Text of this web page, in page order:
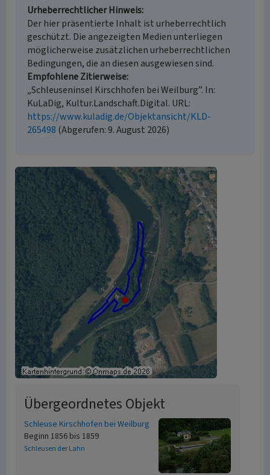
Urheberrechtlicher Hinweis
Der hier präsentierte Inhalt ist urheberrechtlich
geschützt. Die angezeigten Medien unterliegen
möglicherweise zusätzlichen urheberrechtlichen
Bedingungen, die an diesen ausgewiesen sind.
Empfohlene Zitierweise
„Schleuseninsel Kirschhofen bei Weilburg”. In:
KuLaDig, Kultur.Landschaft.Digital. URL:
https://www.kuladig.de/Objektansicht/KLD-
265498 (Abgerufen: 9. August 2026)
Übergeordnetes Objekt
Schleuse Kirschhofen bei Weilburg
Beginn 1856 bis 1859
Schleusen der Lahn